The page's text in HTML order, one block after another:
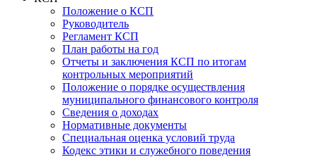
Положение о КСП
Руководитель
Регламент КСП
План работы на год
Отчеты и заключения КСП по итогам
контрольных мероприятий
Положение о порядке осуществления
муниципального финансового контроля
Сведения о доходах
Нормативные документы
Специальная оценка условий труда
Кодекс этики и служебного поведения